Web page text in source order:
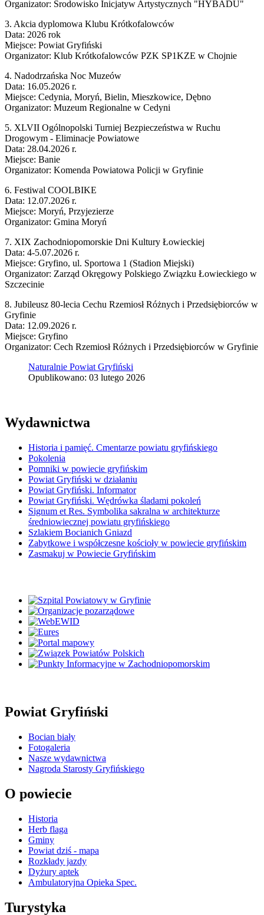
Organizator: Środowisko Inicjatyw Artystycznych "HYBADU"
3. Akcia dyplomowa Klubu Krótkofalowców
Data: 2026 rok
Miejsce: Powiat Gryfiński
Organizator: Klub Krótkofalowców PZK SP1KZE w Chojnie
4. Nadodrzańska Noc Muzeów
Data: 16.05.2026 r.
Miejsce: Cedynia, Moryń, Bielin, Mieszkowice, Dębno
Organizator: Muzeum Regionalne w Cedyni
5. XLVII Ogólnopolski Turniej Bezpieczeństwa w Ruchu
Drogowym - Eliminacje Powiatowe
Data: 28.04.2026 r.
Miejsce: Banie
Organizator: Komenda Powiatowa Policji w Gryfinie
6. Festiwal COOLBIKE
Data: 12.07.2026 r.
Miejsce: Moryń, Przyjezierze
Organizator: Gmina Moryń
7. XIX Zachodniopomorskie Dni Kultury Łowieckiej
Data: 4-5.07.2026 r.
Miejsce: Gryfino, ul. Sportowa 1 (Stadion Miejski)
Organizator: Zarząd Okręgowy Polskiego Związku Łowieckiego w
Szczecinie
8. Jubileusz 80-lecia Cechu Rzemiosł Różnych i Przedsiębiorców w
Gryfinie
Data: 12.09.2026 r.
Miejsce: Gryfino
Organizator: Cech Rzemiosł Różnych i Przedsiębiorców w Gryfinie
Naturalnie Powiat Gryfiński
Opublikowano: 03 lutego 2026
Wydawnictwa
Historia i pamięć. Cmentarze powiatu gryfińskiego
Pokolenia
Pomniki w powiecie gryfińskim
Powiat Gryfiński w działaniu
Powiat Gryfiński. Informator
Powiat Gryfiński. Wędrówka śladami pokoleń
Signum et Res. Symbolika sakralna w architekturze
średniowiecznej powiatu gryfińskiego
Szlakiem Bocianich Gniazd
Zabytkowe i współczesne kościoły w powiecie gryfińskim
Zasmakuj w Powiecie Gryfińskim
Powiat Gryfiński
Bocian biały
Fotogaleria
Nasze wydawnictwa
Nagroda Starosty Gryfińskiego
O powiecie
Historia
Herb flaga
Gminy
Powiat dziś - mapa
Rozkłady jazdy
Dyżury aptek
Ambulatoryjna Opieka Spec.
Turystyka